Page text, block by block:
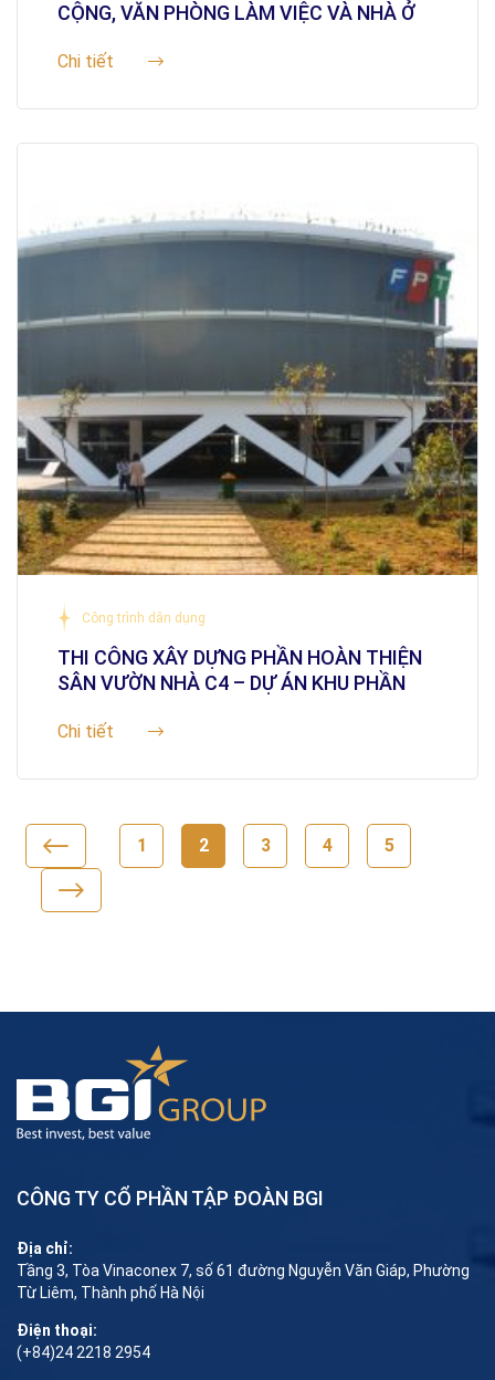
CỘNG, VĂN PHÒNG LÀM VIỆC VÀ NHÀ Ở
Chi tiết
Công trình dân dụng
THI CÔNG XÂY DỰNG PHẦN HOÀN THIỆN
SÂN VƯỜN NHÀ C4 – DỰ ÁN KHU PHẦN
Chi tiết
1 2 3 4 5
CÔNG TY CỔ PHẦN TẬP ĐOÀN BGI
Địa chỉ:
Tầng 3, Tòa Vinaconex 7, số 61 đường Nguyễn Văn Giáp, Phường
Từ Liêm, Thành phố Hà Nội
Điện thoại:
(+84)24 2218 2954